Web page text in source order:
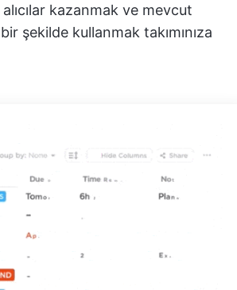
kazanmak ve mevcut
şekilde kullanmak takımınıza